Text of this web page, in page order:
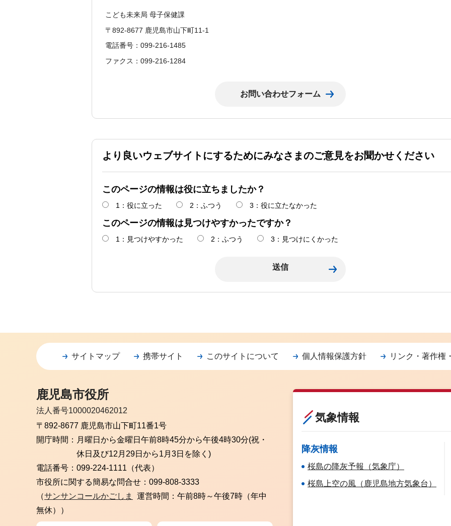
こども未来局 母子保健課
〒892-8677 鹿児島市山下町11-1
電話番号：099-216-1485
ファクス：099-216-1284
より良いウェブサイトにするためにみなさまのご意見をお聞かせください
このページの情報は役に立ちましたか？
1：役に立った 2：ふつう 3：役に立たなかった
このページの情報は見つけやすかったですか？
1：見つけやすかった 2：ふつう 3：見つけにくかった
サイトマップ 携帯サイト このサイトについて 個人情報保護方針 リンク・著作権
鹿児島市役所
法人番号1000020462012
〒892-8677 鹿児島市山下町11番1号
開庁時間： 月曜日から金曜日 午前8時45分から午後4時30分(祝・
休日及び12月29日から1月3日を除く)
電話番号： 099-224-1111（代表）
市役所に関する簡易な問合せ： 099-808-3333
（サンサンコールかごしま
運営時間：午前8時～午後7時（年中
無休））
気象情報
降灰情報
桜島の降灰予報（気象庁）
桜島上空の風（鹿児島地方気象台）